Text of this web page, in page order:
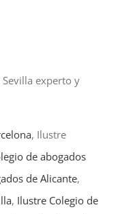
Sevilla experto y
, Ilustre
de abogados
de Alicante,
, Ilustre Colegio de